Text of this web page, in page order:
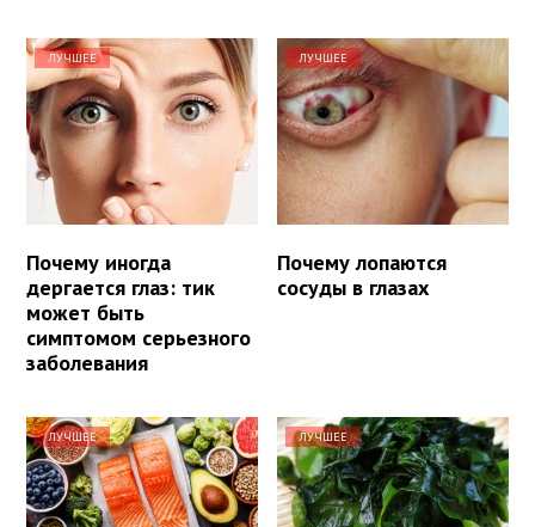
ЛУЧШЕЕ
Почему иногда
дергается глаз: тик
может быть
симптомом серьезного
заболевания
ЛУЧШЕЕ
Почему лопаются
сосуды в глазах
ЛУЧШЕЕ ЛУЧШЕЕ